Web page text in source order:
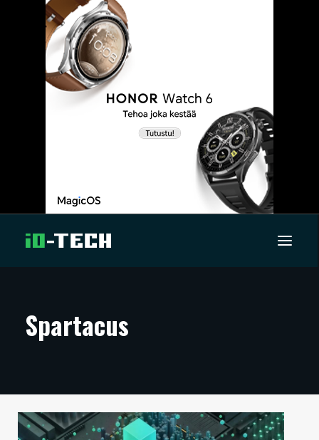
ARTIKKELIT
TECHBBS
TIETOA
Spartacus